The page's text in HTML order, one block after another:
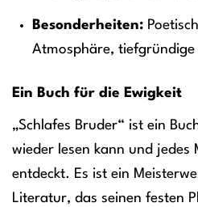
Besonderheiten:
Atmosphäre, tiefgründige
Ein Buch für die Ewigkeit
„Schlafes Bruder“ ist ein
wieder lesen kann und jedes
entdeckt. Es ist ein
Literatur, das seinen festen